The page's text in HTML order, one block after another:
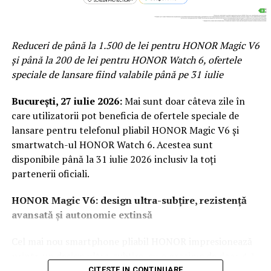
Parfumurile echilibrate, construite pe contraste între
mai armonios pe piele în sezonul cald.
Două parfumuri inspirate de vară și de parfumeria
Pornind de la această tendință, Oriflame completează
colecția Top Scents cu două noi parfumuri create
împreună cu Givaudan, unul dintre liderii mondiali în
parfumeria fină.
Reduceri de până la 1.500 de lei pentru HONOR Magic V6
și până la 200 de lei pentru HONOR Watch 6, ofertele
speciale de lansare fiind valabile până pe 31 iulie
București, 27 iulie 2026:Mai sunt doar câteva zile în
care utilizatorii pot beneficia de ofertele speciale de
lansare pentru telefonul pliabil HONOR Magic V6 și
smartwatch-ul HONOR Watch 6. Acestea sunt
disponibile până la 31 iulie 2026 inclusiv la toți
partenerii oficiali.
HONOR Magic V6: design ultra-subțire, rezistență
avansată și autonomie extinsă
printr-un design ultra-subțire, cu o grosime de doar 4,1